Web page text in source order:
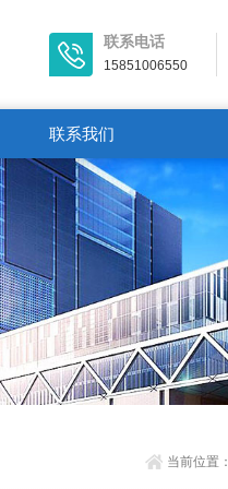
联系电话
15851006550
联系我们
当前位置：